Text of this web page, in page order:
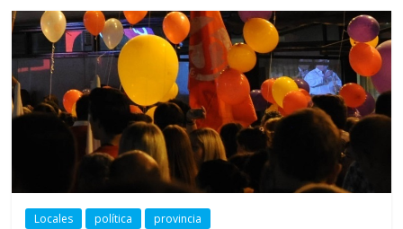
Locales política provincia